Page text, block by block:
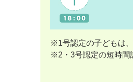
※1号認定の子どもは
※2・3号認定の短時間